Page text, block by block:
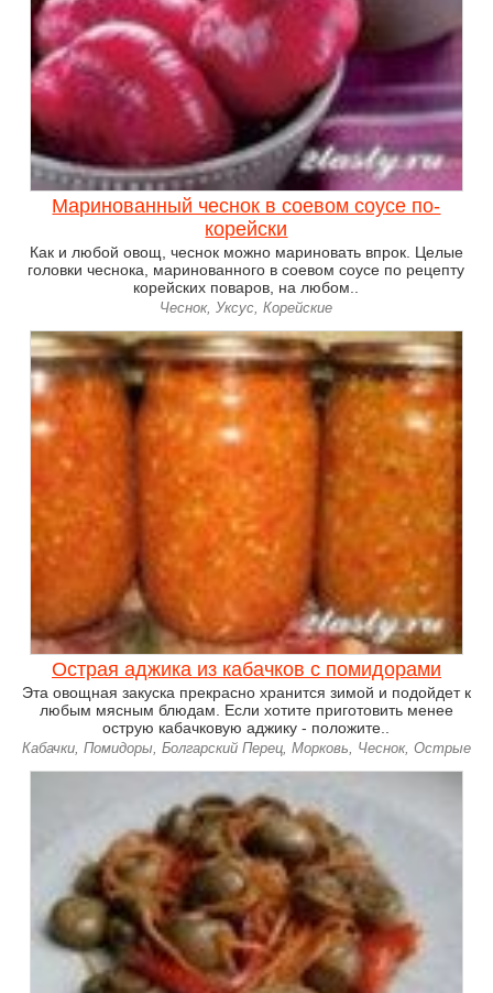
Маринованный чеснок в соевом соусе по-
корейски
Как и любой овощ, чеснок можно мариновать впрок. Целые
головки чеснока, маринованного в соевом соусе по рецепту
корейских поваров, на любом..
Чеснок, Уксус, Корейские
Острая аджика из кабачков с помидорами
Эта овощная закуска прекрасно хранится зимой и подойдет к
любым мясным блюдам. Если хотите приготовить менее
острую кабачковую аджику - положите..
Кабачки, Помидоры, Болгарский Перец, Морковь, Чеснок, Острые